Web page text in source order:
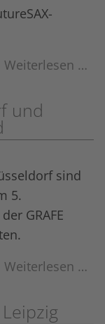
Weiterlesen …
und
sind
5.
GRAFE
Weiterlesen …